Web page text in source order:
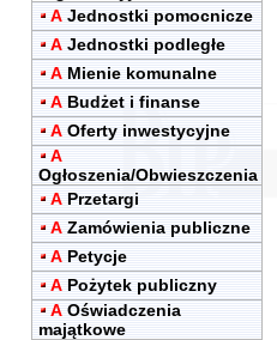
A Jednostki pomocnicze
A Jednostki podległe
A Mienie komunalne
A Budżet i finanse
A Oferty inwestycyjne
A
Ogłoszenia/Obwieszczenia
A Przetargi
A Zamówienia publiczne
A Petycje
A Pożytek publiczny
A Oświadczenia
majątkowe